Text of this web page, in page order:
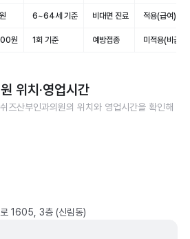
6~64세 기준 비대면 진료 적용(급여)
원 1회 기준 예방접종 미적용(비급여)
위치·영업시간
즈산부인과의원의 위치와 영업시간을 확인해
1605, 3층 (신림동)